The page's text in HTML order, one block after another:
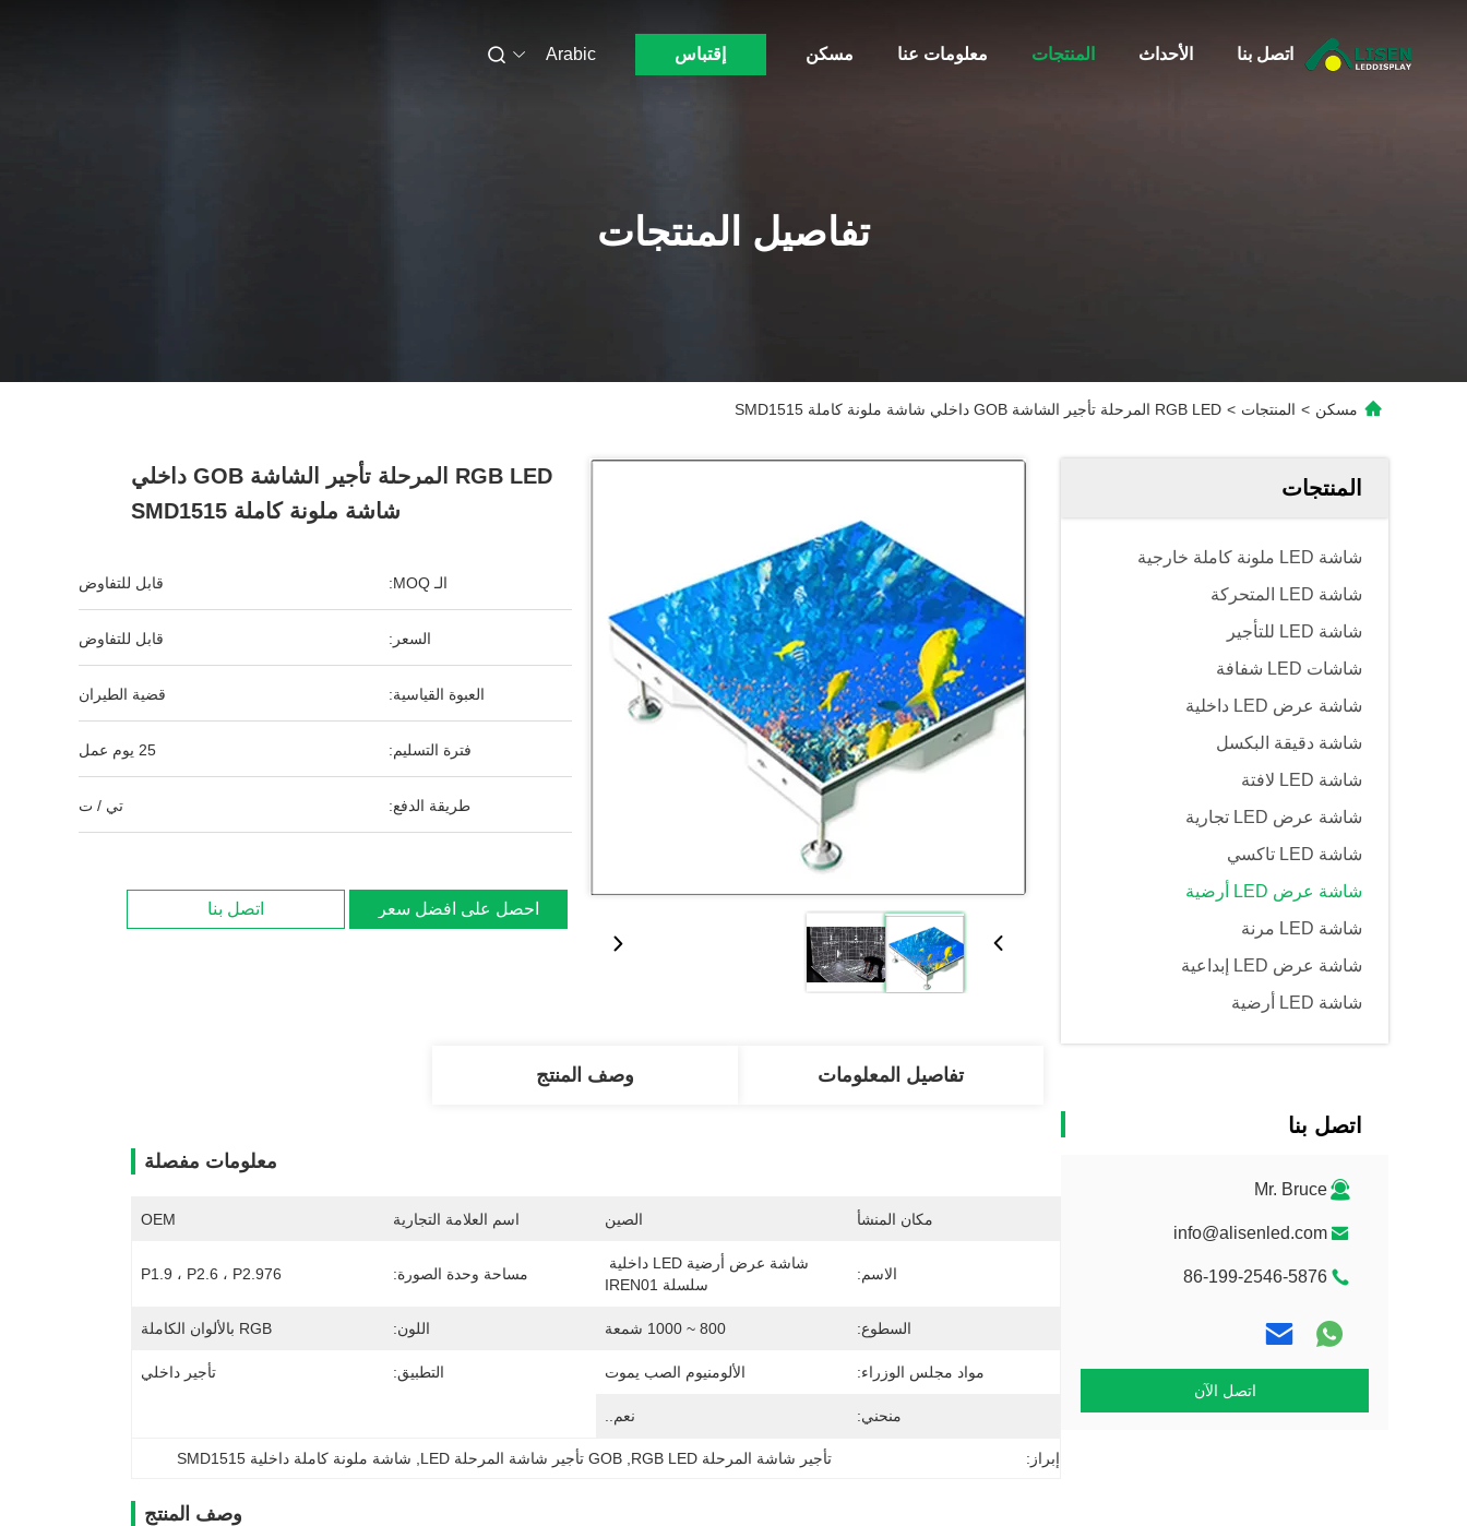
مسكن معلومات عنا المنتجات الأحداث اتصل بنا إقتباس Arabic
تفاصيل المنتجات
مسكن > المنتجات > RGB LED المرحلة تأجير الشاشة GOB داخلي شاشة ملونة كاملة SMD1515
المنتجات
شاشة LED ملونة كاملة خارجية
شاشة LED المتحركة
شاشة LED للتأجير
شاشات LED شفافة
شاشة عرض LED داخلية
شاشة دقيقة البكسل
شاشة LED لافتة
شاشة عرض LED تجارية
شاشة LED تاكسي
شاشة عرض LED أرضية
شاشة LED مرنة
شاشة عرض LED إبداعية
شاشة LED أرضية
اتصل بنا
Mr. Bruce
info@alisenled.com
86-199-2546-5876
اتصل الآن
RGB LED المرحلة تأجير الشاشة GOB داخلي
شاشة ملونة كاملة SMD1515
الـ MOQ: قابل للتفاوض
السعر: قابل للتفاوض
العبوة القياسية: قضية الطيران
فترة التسليم: 25 يوم عمل
طريقة الدفع: تي / ت
احصل على افضل سعر اتصل بنا
تفاصيل المعلومات وصف المنتج
معلومات مفصلة
مكان المنشأ الصين اسم العلامة التجارية OEM
الاسم:
سلسلة IREN01
مساحة وحدة الصورة: P1.9 ، P2.6 ، P2.976
السطوع: 800 ~ 1000 شمعة اللون: RGB بالألوان الكاملة
مواد مجلس الوزراء: الألومنيوم الصب يموت التطبيق: تأجير داخلي
منحني: نعم..
إبراز: تأجير شاشة المرحلة RGB LED , GOB تأجير شاشة المرحلة LED شاشة ملونة كاملة داخلية SMD1515
وصف المنتج